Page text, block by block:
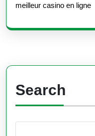
meilleur casino en ligne
Search